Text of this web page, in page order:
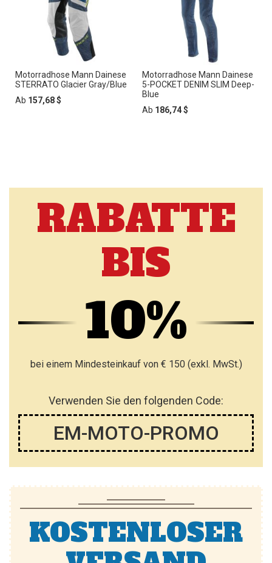
Motorradhose Mann Dainese
STERRATO Glacier Gray/Blue
Ab 157,68 $
Motorradhose Mann Dainese
5-POCKET DENIM SLIM Deep-
Blue
Ab 186,74 $
RABATTE
BIS
10%
bei einem Mindesteinkauf von € 150 (exkl. MwSt.)
Verwenden Sie den folgenden Code:
EM-MOTO-PROMO
KOSTENLOSER